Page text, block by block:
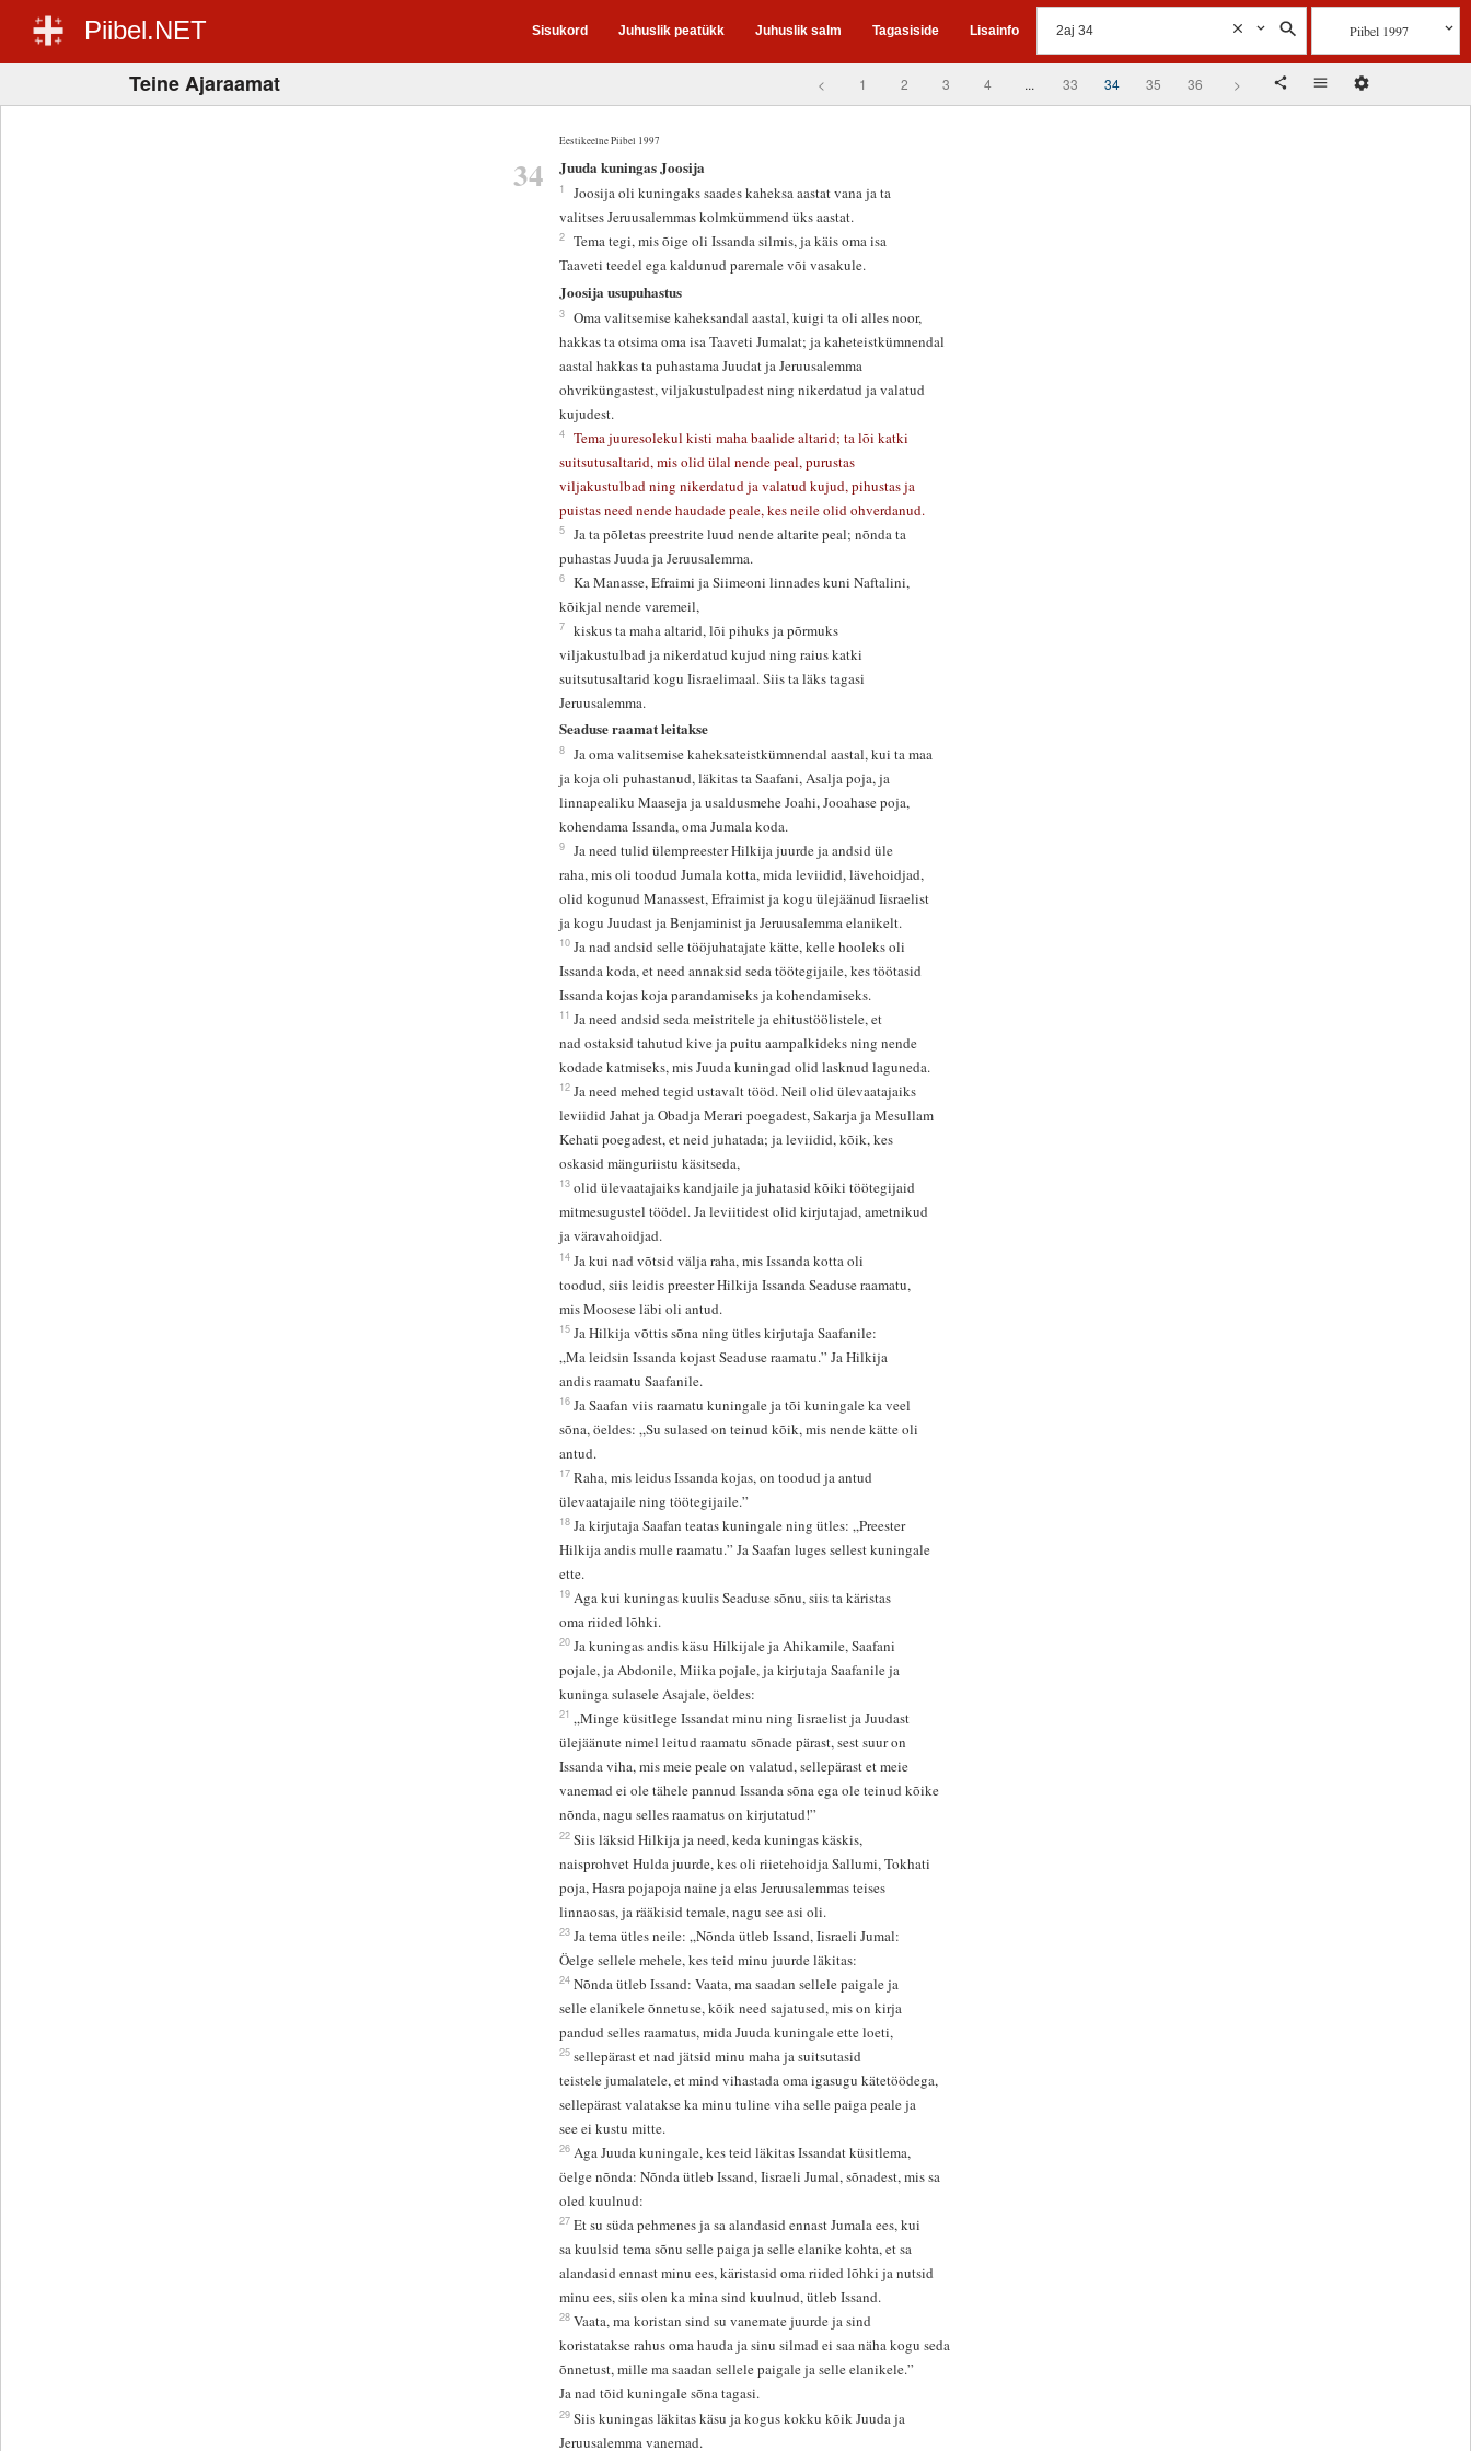
Piibel.NET Sisukord Juhuslik peatükk Juhuslik salm Tagasiside Lisainfo Piibel 1997
Teine Ajaraamat < 1 2 3 4 ... 33 34 35 36 >
Eestikeelne Piibel 1997
34 Juuda kuningas Joosija
1
Joosija oli kuningaks saades kaheksa aastat vana ja ta
valitses Jeruusalemmas kolmkümmend üks aastat.
2
Tema tegi, mis õige oli Issanda silmis, ja käis oma isa
Taaveti teedel ega kaldunud paremale või vasakule.
Joosija usupuhastus
3
Oma valitsemise kaheksandal aastal, kuigi ta oli alles noor,
hakkas ta otsima oma isa Taaveti Jumalat; ja kaheteistkümnendal
aastal hakkas ta puhastama Juudat ja Jeruusalemma
ohvriküngastest, viljakustulpadest ning nikerdatud ja valatud
kujudest.
4
Tema juuresolekul kisti maha baalide altarid; ta lõi katki
suitsutusaltarid, mis olid ülal nende peal, purustas
viljakustulbad ning nikerdatud ja valatud kujud, pihustas ja
puistas need nende haudade peale, kes neile olid ohverdanud.
5
Ja ta põletas preestrite luud nende altarite peal; nõnda ta
puhastas Juuda ja Jeruusalemma.
6
Ka Manasse, Efraimi ja Siimeoni linnades kuni Naftalini,
kõikjal nende varemeil,
7
kiskus ta maha altarid, lõi pihuks ja põrmuks
viljakustulbad ja nikerdatud kujud ning raius katki
suitsutusaltarid kogu Iisraelimaal. Siis ta läks tagasi
Jeruusalemma.
Seaduse raamat leitakse
8
Ja oma valitsemise kaheksateistkümnendal aastal, kui ta maa
ja koja oli puhastanud, läkitas ta Saafani, Asalja poja, ja
linnapealiku Maaseja ja usaldusmehe Joahi, Jooahase poja,
kohendama Issanda, oma Jumala koda.
9
Ja need tulid ülempreester Hilkija juurde ja andsid üle
raha, mis oli toodud Jumala kotta, mida leviidid, lävehoidjad,
olid kogunud Manassest, Efraimist ja kogu ülejäänud Iisraelist
ja kogu Juudast ja Benjaminist ja Jeruusalemma elanikelt.
10 Ja nad andsid selle tööjuhatajate kätte, kelle hooleks oli
Issanda koda, et need annaksid seda töötegijaile, kes töötasid
Issanda kojas koja parandamiseks ja kohendamiseks.
11 Ja need andsid seda meistritele ja ehitustöölistele, et
nad ostaksid tahutud kive ja puitu aampalkideks ning nende
kodade katmiseks, mis Juuda kuningad olid lasknud laguneda.
12 Ja need mehed tegid ustavalt tööd. Neil olid ülevaatajaiks
leviidid Jahat ja Obadja Merari poegadest, Sakarja ja Mesullam
Kehati poegadest, et neid juhatada; ja leviidid, kõik, kes
oskasid mänguriistu käsitseda,
13 olid ülevaatajaiks kandjaile ja juhatasid kõiki töötegijaid
mitmesugustel töödel. Ja leviitidest olid kirjutajad, ametnikud
ja väravahoidjad.
14 Ja kui nad võtsid välja raha, mis Issanda kotta oli
toodud, siis leidis preester Hilkija Issanda Seaduse raamatu,
mis Moosese läbi oli antud.
15 Ja Hilkija võttis sõna ning ütles kirjutaja Saafanile:
„Ma leidsin Issanda kojast Seaduse raamatu.” Ja Hilkija
andis raamatu Saafanile.
16 Ja Saafan viis raamatu kuningale ja tõi kuningale ka veel
sõna, öeldes: „Su sulased on teinud kõik, mis nende kätte oli
antud.
17 Raha, mis leidus Issanda kojas, on toodud ja antud
ülevaatajaile ning töötegijaile.”
18 Ja kirjutaja Saafan teatas kuningale ning ütles: „Preester
Hilkija andis mulle raamatu.” Ja Saafan luges sellest kuningale
ette.
19 Aga kui kuningas kuulis Seaduse sõnu, siis ta käristas
oma riided lõhki.
20 Ja kuningas andis käsu Hilkijale ja Ahikamile, Saafani
pojale, ja Abdonile, Miika pojale, ja kirjutaja Saafanile ja
kuninga sulasele Asajale, öeldes:
21 „Minge küsitlege Issandat minu ning Iisraelist ja Juudast
ülejäänute nimel leitud raamatu sõnade pärast, sest suur on
Issanda viha, mis meie peale on valatud, sellepärast et meie
vanemad ei ole tähele pannud Issanda sõna ega ole teinud kõike
nõnda, nagu selles raamatus on kirjutatud!”
22 Siis läksid Hilkija ja need, keda kuningas käskis,
naisprohvet Hulda juurde, kes oli riietehoidja Sallumi, Tokhati
poja, Hasra pojapoja naine ja elas Jeruusalemmas teises
linnaosas, ja rääkisid temale, nagu see asi oli.
23 Ja tema ütles neile: „Nõnda ütleb Issand, Iisraeli Jumal:
Öelge sellele mehele, kes teid minu juurde läkitas:
24 Nõnda ütleb Issand: Vaata, ma saadan sellele paigale ja
selle elanikele õnnetuse, kõik need sajatused, mis on kirja
pandud selles raamatus, mida Juuda kuningale ette loeti,
25 sellepärast et nad jätsid minu maha ja suitsutasid
teistele jumalatele, et mind vihastada oma igasugu kätetöödega,
sellepärast valatakse ka minu tuline viha selle paiga peale ja
see ei kustu mitte.
26 Aga Juuda kuningale, kes teid läkitas Issandat küsitlema,
öelge nõnda: Nõnda ütleb Issand, Iisraeli Jumal, sõnadest, mis sa
oled kuulnud:
27 Et su süda pehmenes ja sa alandasid ennast Jumala ees, kui
sa kuulsid tema sõnu selle paiga ja selle elanike kohta, et sa
alandasid ennast minu ees, käristasid oma riided lõhki ja nutsid
minu ees, siis olen ka mina sind kuulnud, ütleb Issand.
28 Vaata, ma koristan sind su vanemate juurde ja sind
koristatakse rahus oma hauda ja sinu silmad ei saa näha kogu seda
õnnetust, mille ma saadan sellele paigale ja selle elanikele.”
Ja nad tõid kuningale sõna tagasi.
29 Siis kuningas läkitas käsu ja kogus kokku kõik Juuda ja
Jeruusalemma vanemad.